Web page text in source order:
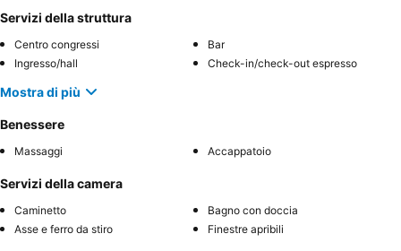
Servizi della struttura
Centro congressi
Bar
Ingresso/hall
Check-in/check-out espresso
Mostra di più
Benessere
Massaggi Accappatoio
Servizi della camera
Caminetto
Bagno con doccia
Asse e ferro da stiro
Finestre apribili